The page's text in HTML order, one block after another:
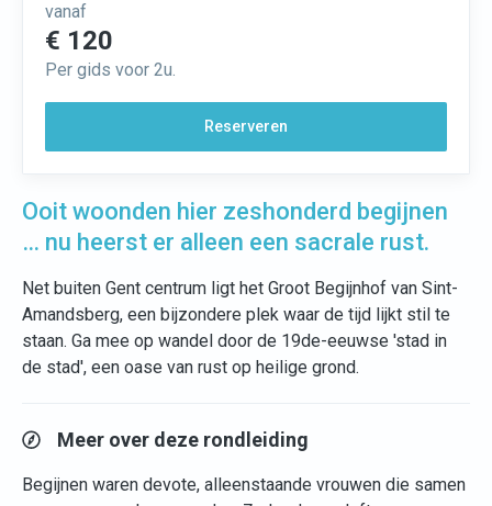
vanaf
€ 120
Per gids voor 2u.
Reserveren
Ooit woonden hier zeshonderd begijnen
… nu heerst er alleen een sacrale rust.
Net buiten Gent centrum ligt het Groot Begijnhof van Sint-
Amandsberg, een bijzondere plek waar de tijd lijkt stil te
staan. Ga mee op wandel door de 19de-eeuwse 'stad in
de stad', een oase van rust op heilige grond.
Meer over deze rondleiding
Begijnen waren devote, alleenstaande vrouwen die samen